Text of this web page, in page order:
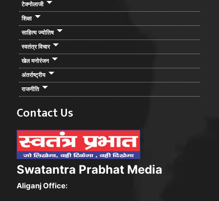
टेक्नोलाजी
शिक्षा
साहित्य ज्योतिष
स्वतंत्र विचार
खेल मनोरंजन
अंतर्राष्ट्रीय
राजनीति
Contact Us
Swatantra Prabhat Media
Aliganj Office: